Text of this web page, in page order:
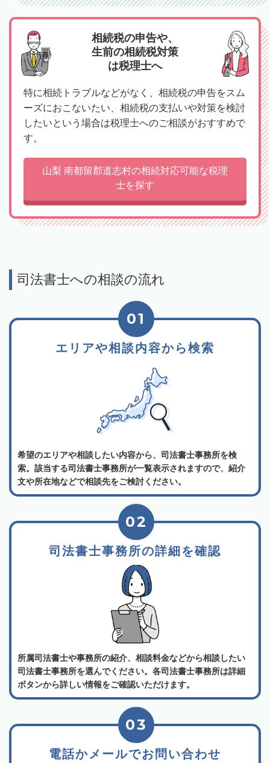
相続税の申告や、
生前の相続税対策
は税理士へ
特に相続トラブルなどがなく、相続税の申告をスム
ーズにおこないたい、相続税の支払いや対策を検討
したいという場合は税理士へのご相談がおすすめで
す。
山梨 南都留郡道志村の相続対応可能な税理
士を探す
司法書士への相談の流れ
エリアや相談内容から検索
01
希望のエリアや相談したい内容から、司法書士事務所を検
索。該当する司法書士事務所が一覧表示されますので、紹介
文や所在地などで相談先をご検討ください。
司法書士事務所の詳細を確認
02
所属司法書士や事務所の紹介、相談料金などから相談したい
司法書士事務所を選んでください。各司法書士事務所は詳細
ボタンから詳しい情報をご確認いただけます。
電話かメールでお問い合わせ
03